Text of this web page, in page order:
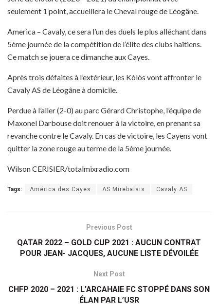
seulement 1 point, accueillera le Cheval rouge de Léogâne.
America – Cavaly, ce sera l’un des duels le plus alléchant dans
5ème journée de la compétition de l’élite des clubs haïtiens.
Ce match se jouera ce dimanche aux Cayes.
Après trois défaites à l’extérieur, les Kòlòs vont affronter le
Cavaly AS de Léogâne à domicile.
Perdue à l’aller (2-0) au parc Gérard Christophe, l’équipe de
Maxonel Darbouse doit renouer à la victoire, en prenant sa
revanche contre le Cavaly. En cas de victoire, les Cayens vont
quitter la zone rouge au terme de la 5ème journée.
Wilson CERISIER/totalmixradio.com
Tags: América des Cayes AS Mirebalais Cavaly AS
Previous Post
QATAR 2022 – GOLD CUP 2021 : AUCUN CONTRAT
POUR JEAN- JACQUES, AUCUNE LISTE DÉVOILÉE
Next Post
CHFP 2020 – 2021 : L’ARCAHAIE FC STOPPÉ DANS SON
ÉLAN PAR L’USR